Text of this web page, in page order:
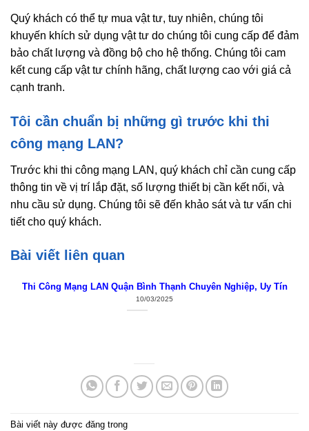
Quý khách có thể tự mua vật tư, tuy nhiên, chúng tôi
khuyến khích sử dụng vật tư do chúng tôi cung cấp để đảm
bảo chất lượng và đồng bộ cho hệ thống. Chúng tôi cam
kết cung cấp vật tư chính hãng, chất lượng cao với giá cả
cạnh tranh.
Tôi cần chuẩn bị những gì trước khi thi
công mạng LAN?
Trước khi thi công mạng LAN, quý khách chỉ cần cung cấp
thông tin về vị trí lắp đặt, số lượng thiết bị cần kết nối, và
nhu cầu sử dụng. Chúng tôi sẽ đến khảo sát và tư vấn chi
tiết cho quý khách.
Bài viết liên quan
Thi Công Mạng LAN Quận Bình Thạnh Chuyên Nghiệp, Uy Tín
10/03/2025
Bài viết này được đăng trong